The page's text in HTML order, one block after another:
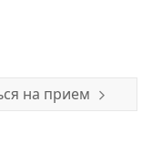
на прием